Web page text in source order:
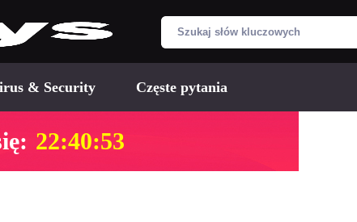
& Security Częste pytania
22:40:52